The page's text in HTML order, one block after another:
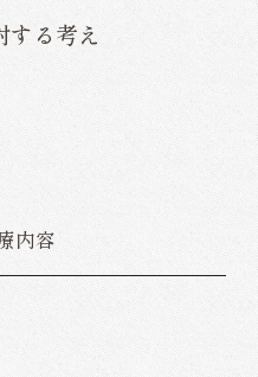
する考え
内容